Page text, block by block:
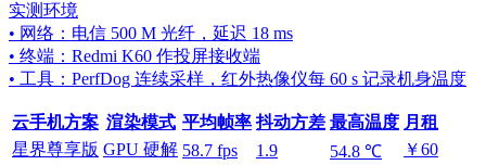
实测环境
• 网络：电信 500 M 光纤，延迟 18 ms
• 终端：Redmi K60 作投屏接收端
• 工具：PerfDog 连续采样，红外热像仪每 60 s 记录机身温度
云手机方案 渲染模式 平均帧率 抖动方差 最高温度 月租
星界尊享版 GPU 硬解 58.7 fps 1.9 54.8 ℃
￥60